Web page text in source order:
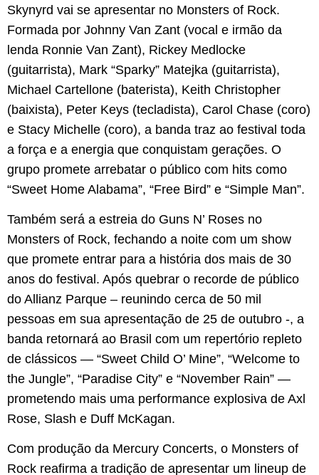
Skynyrd vai se apresentar no Monsters of Rock.
Formada por Johnny Van Zant (vocal e irmão da
lenda Ronnie Van Zant), Rickey Medlocke
(guitarrista), Mark “Sparky” Matejka (guitarrista),
Michael Cartellone (baterista), Keith Christopher
(baixista), Peter Keys (tecladista), Carol Chase (coro)
e Stacy Michelle (coro), a banda traz ao festival toda
a força e a energia que conquistam gerações. O
grupo promete arrebatar o público com hits como
“Sweet Home Alabama”, “Free Bird” e “Simple Man”.
Também será a estreia do Guns N’ Roses no
Monsters of Rock, fechando a noite com um show
que promete entrar para a história dos mais de 30
anos do festival. Após quebrar o recorde de público
do Allianz Parque – reunindo cerca de 50 mil
pessoas em sua apresentação de 25 de outubro -, a
banda retornará ao Brasil com um repertório repleto
de clássicos — “Sweet Child O’ Mine”, “Welcome to
the Jungle”, “Paradise City” e “November Rain” —
prometendo mais uma performance explosiva de Axl
Rose, Slash e Duff McKagan.
Com produção da Mercury Concerts, o Monsters of
Rock reafirma a tradição de apresentar um lineup de